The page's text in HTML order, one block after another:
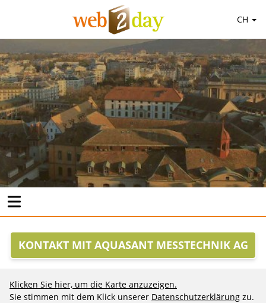
CH
KONTAKT MIT AQUASANT MESSTECHNIK AG
Klicken Sie hier, um die Karte anzuzeigen.
Sie stimmen mit dem Klick unserer Datenschutzerklärung zu.